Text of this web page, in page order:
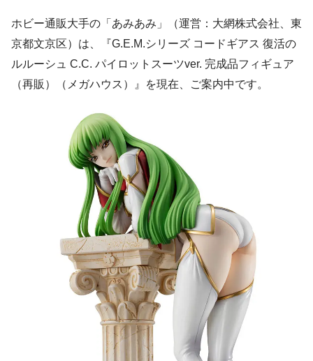
ホビー通販大手の「あみあみ」（運営：大網株式会社、東
京都文京区）は、『G.E.M.シリーズ コードギアス 復活の
ルルーシュ C.C. パイロットスーツver. 完成品フィギュア
（再販）（メガハウス）』を現在、ご案内中です。